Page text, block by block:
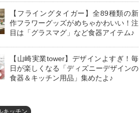
【フライングタイガー】全89種類の新
作フラワーグッズがめちゃかわいい！注
目は「グラスマグ」など食器アイテム♪
【山崎実業tower】デザインよすぎ！毎
日が楽しくなる「ディズニーデザインの
食器＆キッチン用品」集めたよ♪